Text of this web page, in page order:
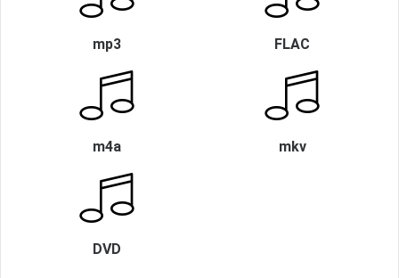
mp3 FLAC
m4a mkv
DVD